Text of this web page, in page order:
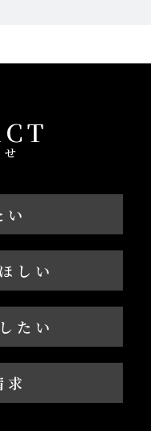
い
しい
たい
求